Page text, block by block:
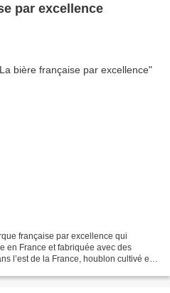
par excellence
française par excellence qui
en France et fabriquée avec des
l’est de la France, houblon cultivé en